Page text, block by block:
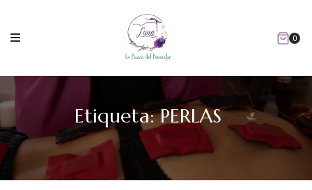
content
0
Etiqueta:PERLAS